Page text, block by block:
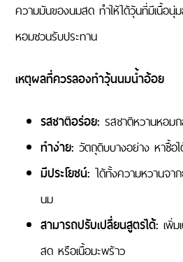
CSR-CORPORATE SOCIAL
ความมันของนมสด ทำให้ได้วุ้นที่มีเนื้อนุ่
หอมชวนรับประทาน
เหตุผลที่ควรลองทำวุ้นนมน้ำอ้อย
รสชาติอร่อย: รสชาติหวานหอ
ทำง่าย: วัตถุดิบบางอย่าง หาซื้อ
มีประโยชน์: ได้ทั้งความหวานจา
นม
สามารถปรับเปลี่ยนสูตรได้: เพิ่
สด หรือเนื้อมะพร้าว